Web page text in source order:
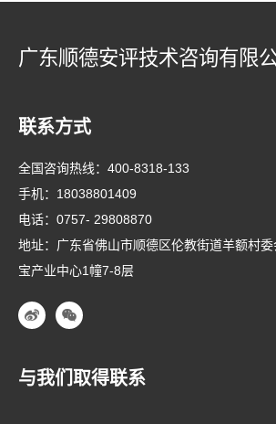
广东顺德安评技术咨询有限
联系方式
全国咨询热线： 400-8318-133
手机： 18038801409
电话： 0757- 29808870
地址：广东省佛山市顺德区伦教街道羊额村
宝产业中心1幢7-8层
与我们取得联系